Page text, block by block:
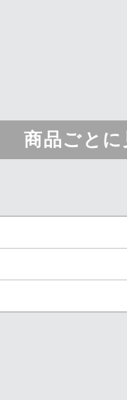
商品ごとに